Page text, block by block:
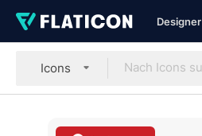
Designer
Icons